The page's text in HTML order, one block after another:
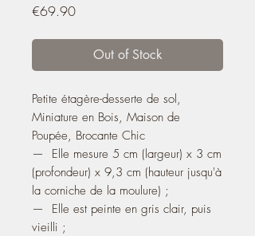
€69.90Price
Out of Stock
Petite étagère-desserte de sol,
Miniature en Bois, Maison de
Poupée, Brocante Chic
— Elle mesure 5 cm (largeur) x 3 cm
(profondeur) x 9,3 cm (hauteur jusqu'à
la corniche de la moulure) ;
— Elle est peinte en gris clair, puis
vieilli ;